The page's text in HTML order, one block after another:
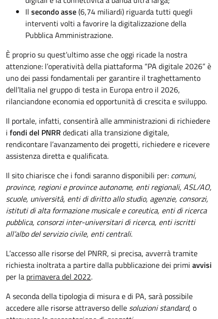
Il secondo asse(6,74 miliardi) riguarda tutti quegli
interventi volti a favorire la digitalizzazione della
Pubblica Amministrazione.
È proprio su quest’ultimo asse che oggi ricade la nostra
attenzione: l’operatività della piattaforma “PA digitale 2026” è
uno dei passi fondamentali per garantire il traghettamento
dell’Italia nel gruppo di testa in Europa entro il 2026,
rilanciandone economia ed opportunità di crescita e sviluppo.
Il portale, infatti, consentirà alle amministrazioni di richiedere
i fondi del PNRRdedicati alla transizione digitale,
rendicontare l’avanzamento dei progetti, richiedere e ricevere
assistenza diretta e qualificata.
Il sito chiarisce che i fondi saranno disponibili per: comuni,
province, regioni e province autonome, enti regionali, ASL/AO,
scuole, università, enti di diritto allo studio, agenzie, consorzi,
istituti di alta formazione musicale e coreutica, enti di ricerca
pubblica, consorzi inter-universitari di ricerca, enti iscritti
all’albo del servizio civile, enti centrali.
L’accesso alle risorse del PNRR, si precisa, avverrà tramite
richiesta inoltrata a partire dalla pubblicazione dei primi avvisi
per la primavera del 2022.
A seconda della tipologia di misura e di PA, sarà possibile
accedere alle risorse attraverso delle soluzioni standard, o